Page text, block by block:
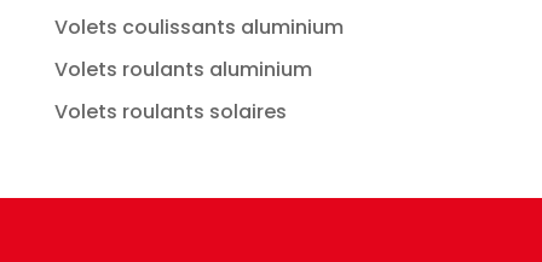
Volets coulissants aluminium
Volets roulants aluminium
Volets roulants solaires